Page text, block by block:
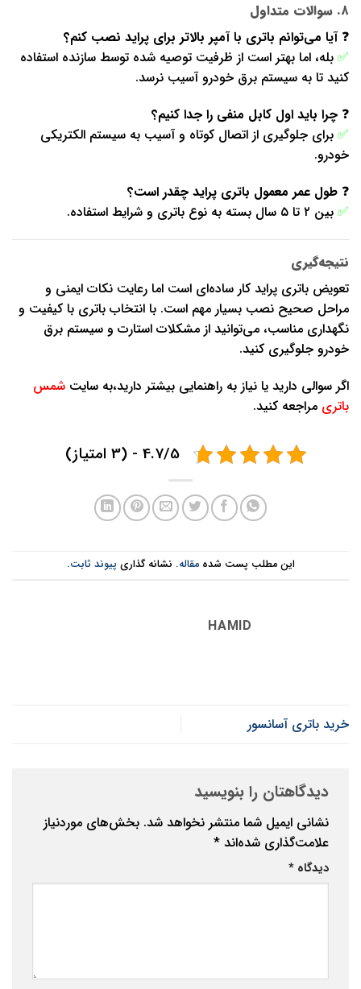
۸. سوالات متداول
❓آیا می‌توانم باتری با آمپر بالاتر برای پراید نصب کنم؟
✅ بله، اما بهتر است از ظرفیت توصیه شده توسط سازنده استفاده
کنید تا به سیستم برق خودرو آسیب نرسد.
❓ چرا باید اول کابل منفی را جدا کنیم؟
✅ برای جلوگیری از اتصال کوتاه و آسیب به سیستم الکتریکی
خودرو.
❓ طول عمر معمول باتری پراید چقدر است؟
✅ بین ۲ تا ۵ سال بسته به نوع باتری و شرایط استفاده.
نتیجه‌گیری
تعویض باتری پراید کار ساده‌ای است اما رعایت نکات ایمنی و
مراحل صحیح نصب بسیار مهم است. با انتخاب باتری با کیفیت و
نگهداری مناسب، می‌توانید از مشکلات استارت و سیستم برق
خودرو جلوگیری کنید.
اگر سوالی دارید یا نیاز به راهنمایی بیشتر دارید،به سایت شمس
باتری مراجعه کنید.
4.7/5 - (3 امتیاز)
این مطلب پست شدهمقاله. نشانه گذاری پیوند ثابت.
HAMID
خرید باتری آسانسور
دیدگاهتان را بنویسید
نشانی ایمیل شما منتشر نخواهد شد. بخش‌های موردنیاز
علامت‌گذاری شده‌اند *
دیدگاه *